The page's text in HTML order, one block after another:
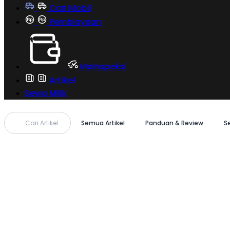
Cari Mobil
Pembiayaan
MoInspeksi
Artikel
Sewa Milik
Cari Artikel Semua Artikel Panduan & Review